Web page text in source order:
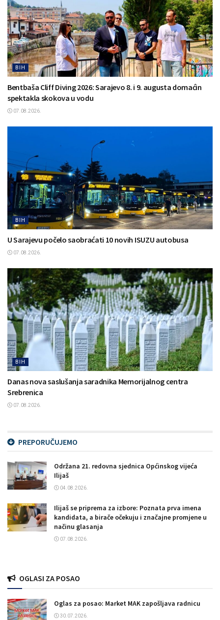
BIH
Bentbaša Cliff Diving 2026: Sarajevo 8. i 9. augusta domaćin
spektakla skokova u vodu
07.08.2026.
BIH
U Sarajevu počelo saobraćati 10 novih ISUZU autobusa
07.08.2026.
BIH
Danas nova saslušanja saradnika Memorijalnog centra
Srebrenica
07.08.2026.
PREPORUČUJEMO
Održana 21. redovna sjednica Općinskog vijeća
Ilijaš
04.08.2026.
Ilijaš se priprema za izbore: Poznata prva imena
kandidata, a birače očekuju i značajne promjene u
načinu glasanja
07.08.2026.
OGLASI ZA POSAO
Oglas za posao: Market MAK zapošljava radnicu
30.07.2026.